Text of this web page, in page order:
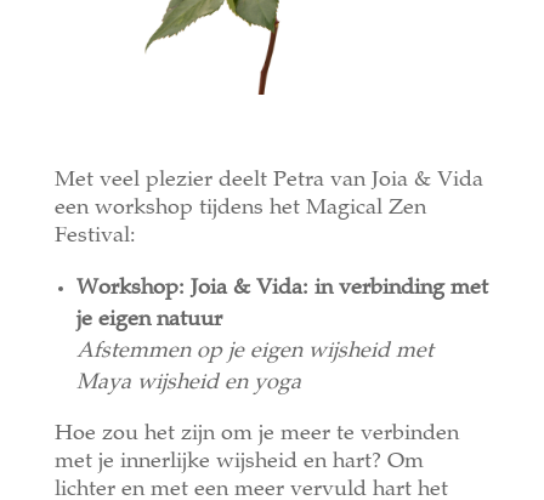
Met veel plezier deelt Petra van Joia & Vida
een workshop tijdens het Magical Zen
Festival:
Workshop: Joia & Vida: in verbinding met
je eigen natuur
Afstemmen op je eigen wijsheid met
Maya wijsheid en yoga
Hoe zou het zijn om je meer te verbinden
met je innerlijke wijsheid en hart? Om
lichter en met een meer vervuld hart het